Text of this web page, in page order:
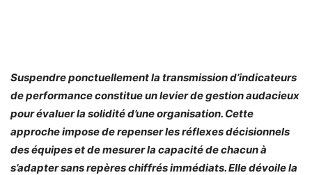
Suspendre ponctuellement la transmission d’indicateurs
de performance constitue un levier de gestion audacieux
pour évaluer la solidité d’une organisation. Cette
approche impose de repenser les réflexes décisionnels
des équipes et de mesurer la capacité de chacun à
s’adapter sans repères chiffrés immédiats. Elle dévoile la